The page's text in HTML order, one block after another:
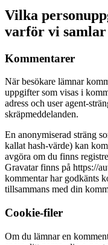
Vilka
varför vi samlar
Kommentarer
När besökare lämnar
uppgifter som visas i
adress och user agent-
skräpmeddelanden.
En anonymiserad sträng
kallat hash-värde) kan
avgöra om du finns
Gravatar finns på https://
kommentar har godkänts
tillsammans med din
Cookie-filer
Om du lämnar en